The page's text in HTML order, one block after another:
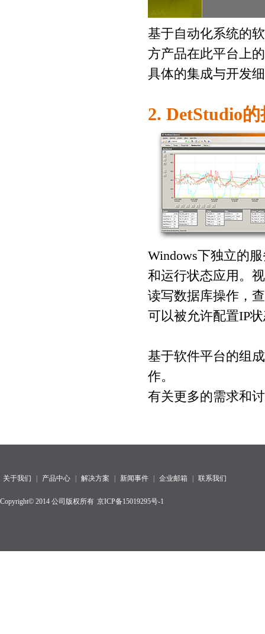
基于自动化系统的
方产品在此平台上
具体的集成与开发
2. DetStudio的
Windows下独立的
和运行状态应用。
读写数据库操作，
可以被允许配置IP
基于软件平台的组
作。
有关更多的需求和
关于我们 产品中心 解决方案 新闻事件 企业邮箱 联系我们
Copyright© 2014 公司版权所有 京ICP备15019295号-1